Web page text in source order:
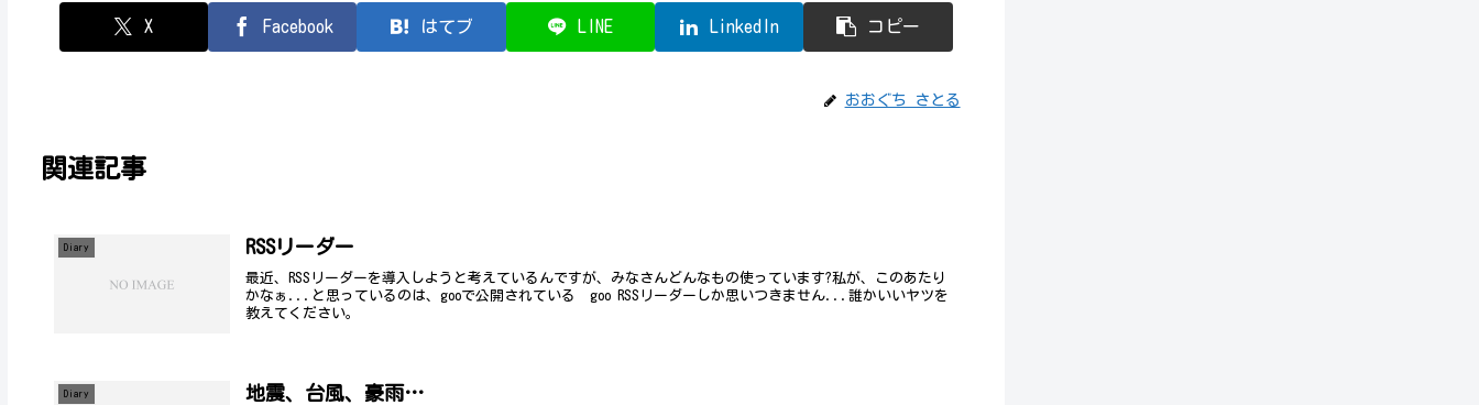
X Facebook はてブ LINE LinkedIn コピー
おおぐち さとる
関連記事
Diary RSSリーダー
最近、RSSリーダーを導入しようと考えているんですが、みなさんどんなもの使っています?私が、このあたり
かなぁ...と思っているのは、gooで公開されている goo RSSリーダーしか思いつきません...誰かいいヤツを
教えてください。
Diary 地震、台風、豪雨…